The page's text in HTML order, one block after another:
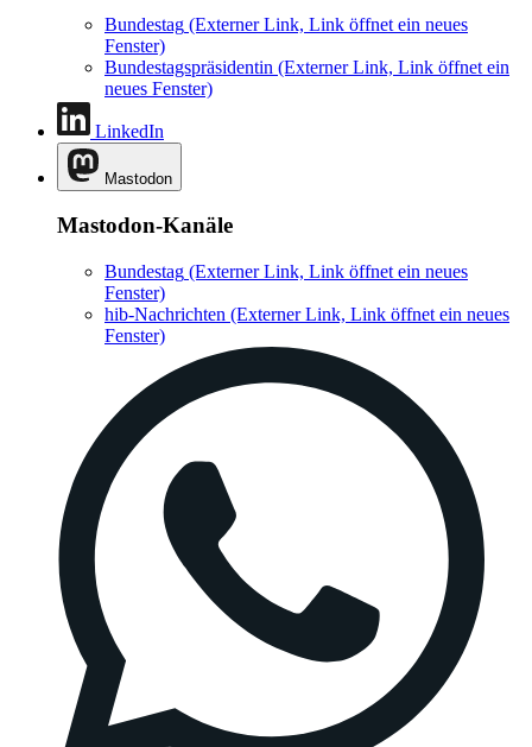
Bundestag (Externer Link, Link öffnet ein neues
Fenster)
Bundestagspräsidentin (Externer Link, Link öffnet ein
neues Fenster)
LinkedIn
Mastodon
Mastodon-Kanäle
Bundestag (Externer Link, Link öffnet ein neues
Fenster)
hib-Nachrichten (Externer Link, Link öffnet ein neues
Fenster)